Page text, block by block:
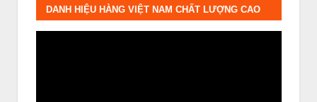
DANH HIỆU HÀNG VIỆT NAM CHẤT LƯỢNG CAO